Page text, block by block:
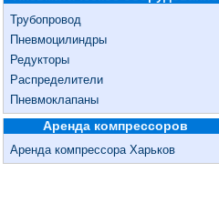
Трубопровод
Пневмоцилиндры
Редукторы
Распределители
Пневмоклапаны
Аренда компрессоров
Аренда компрессора Харьков